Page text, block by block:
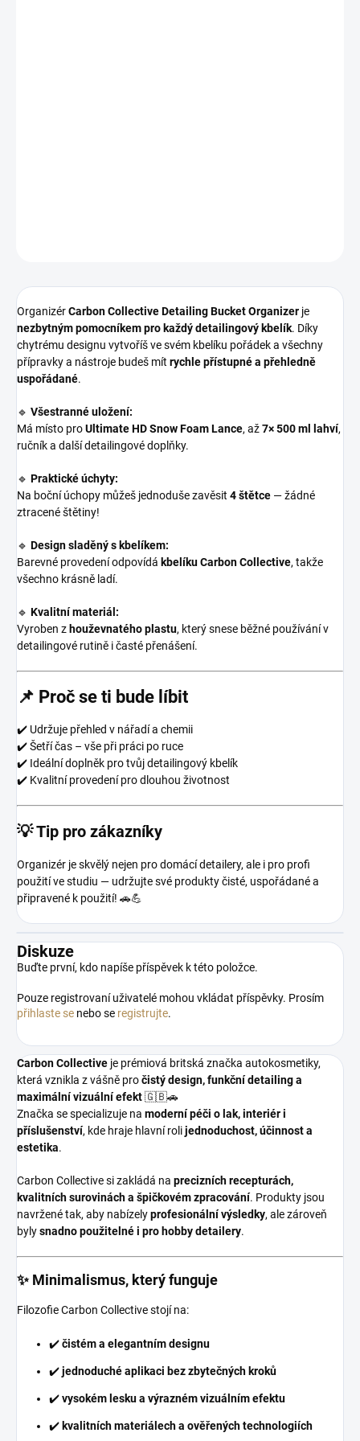
OrganizérCarbon Collective Detailing Bucket Organizer je
nezbytným pomocníkem pro každý detailingový kbelík. Díky
chytrému designu vytvoříš ve svém kbelíku pořádek a všechny
přípravky a nástroje budeš mít rychle přístupné a přehledně
uspořádané.
🔹 Všestranné uložení:
Má místo proUltimate HD Snow Foam Lance, až7× 500 ml lahví,
ručník a další detailingové doplňky.
🔹 Praktické úchyty:
Na boční úchopy můžeš jednoduše zavěsit 4 štětce — žádné
ztracené štětiny!
🔹 Design sladěný s kbelíkem:
Barevné provedení odpovídá kbelíku Carbon Collective, takže
všechno krásně ladí.
🔹 Kvalitní materiál:
Vyroben z houževnatého plastu, který snese běžné používání v
detailingové rutině i časté přenášení.
📌 Proč se ti bude líbit
✔️ Udržuje přehled v nářadí a chemii
✔️ Šetří čas – vše při práci po ruce
✔️ Ideální doplněk pro tvůj detailingový kbelík
✔️ Kvalitní provedení pro dlouhou životnost
💡Tip pro zákazníky
Organizér je skvělý nejen pro domácí detailery, ale i pro profi
použití ve studiu — udržujte své produkty čisté, uspořádané a
připravené k použití! 🚗💪
Diskuze
Buďte první, kdo napíše příspěvek k této položce.
Pouze registrovaní uživatelé mohou vkládat příspěvky. Prosím
přihlaste se nebo se registrujte.
Carbon Collective je prémiová britská značka autokosmetiky,
která vznikla z vášně pročistý design, funkční detailing a
maximální vizuální efekt🇬🇧🚗
Značka se specializuje na moderní péči o lak, interiér i
příslušenství, kde hraje hlavní rolijednoduchost, účinnost a
estetika.
Carbon Collective si zakládá na precizních recepturách,
kvalitních surovinách a špičkovém zpracování. Produkty jsou
navržené tak, aby nabízelyprofesionální výsledky, ale zároveň
bylysnadno použitelné i pro hobby detailery.
✨ Minimalismus, který funguje
Filozofie Carbon Collective stojí na:
✔️čistém a elegantním designu
✔️jednoduché aplikaci bez zbytečných kroků
✔️vysokém lesku a výrazném vizuálním efektu
✔️ kvalitních materiálech a ověřených technologiích